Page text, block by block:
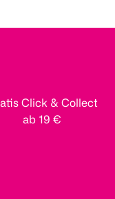
Click & Collect
ab 19 €